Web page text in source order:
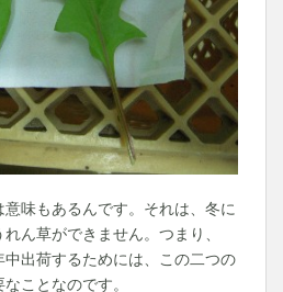
味もあるんです。それは、冬に
ん草ができません。つまり、
中出荷するためには、この二つの
ことなのです。